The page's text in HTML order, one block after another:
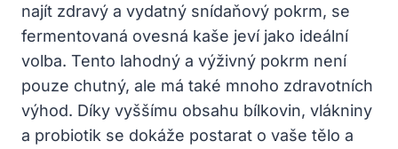
najít zdravý a vydatný snídaňový pokrm, se
fermentovaná ovesná kaše jeví jako ideální
volba. Tento lahodný a výživný pokrm není
pouze chutný, ale má také mnoho zdravotních
výhod. Díky vyššímu obsahu bílkovin, vlákniny
a probiotik se dokáže postarat o vaše tělo a